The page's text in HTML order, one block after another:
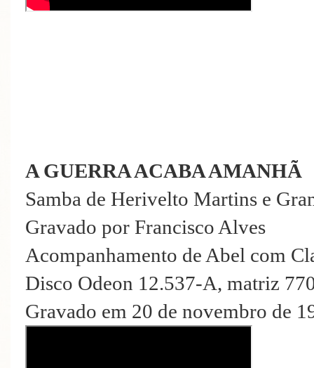
A GUERRA ACABA AMANHÃ
Samba de Herivelto Martins e
Gravado por Francisco Alves
Acompanhamento de Abel com
Disco Odeon 12.537-A, matriz
Gravado em 20 de novembro de